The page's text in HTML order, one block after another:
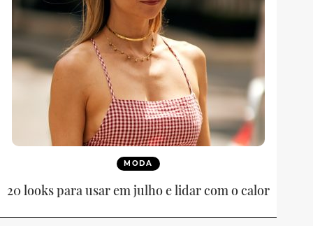
MODA
20 looks para usar em julho e lidar com o calor